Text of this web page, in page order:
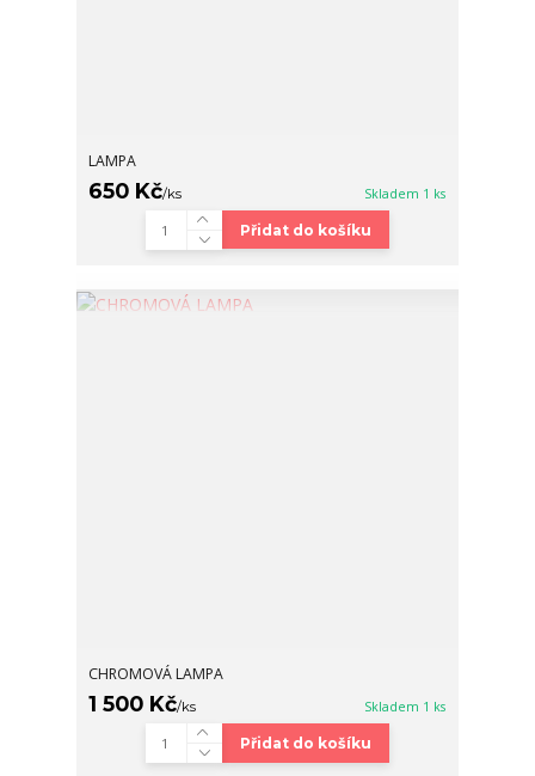
LAMPA
650 Kč/ks Skladem 1 ks
Přidat do košíku
CHROMOVÁ LAMPA
1 500 Kč/ks Skladem 1 ks
Přidat do košíku